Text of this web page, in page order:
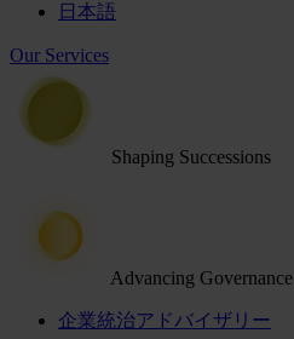
日本語
Our Services
Shaping Successions
Advancing Governance
企業統治アドバイザリー